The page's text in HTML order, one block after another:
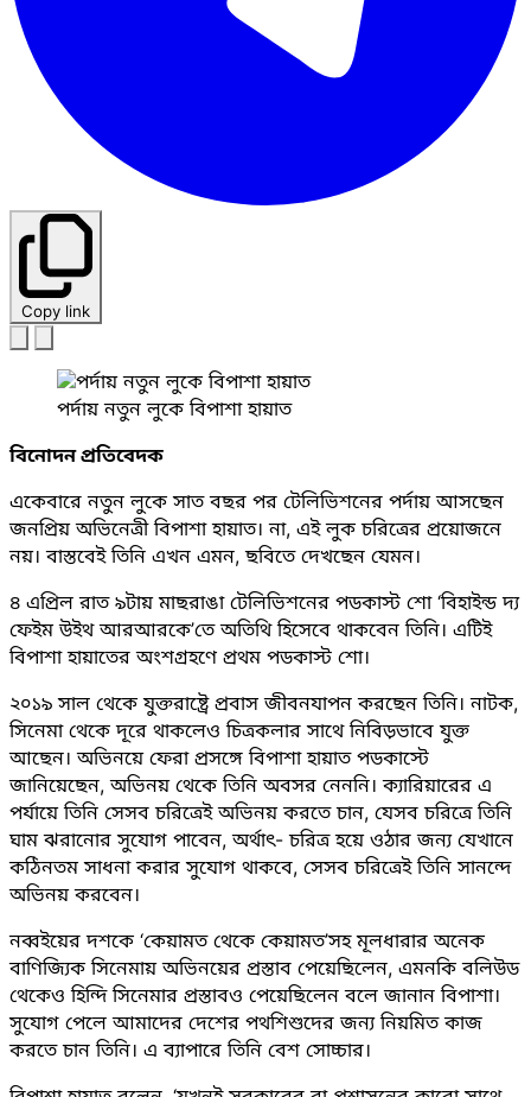
Copy link
পর্দায় নতুন লুকে বিপাশা হায়াত
বিনোদন প্রতিবেদক
একেবারে নতুন লুকে সাত বছর পর টেলিভিশনের পর্দায় আসছেন
জনপ্রিয় অভিনেত্রী বিপাশা হায়াত। না, এই লুক চরিত্রের প্রয়োজনে
নয়। বাস্তবেই তিনি এখন এমন, ছবিতে দেখছেন যেমন।
৪ এপ্রিল রাত ৯টায় মাছরাঙা টেলিভিশনের পডকাস্ট শো ‘বিহাইন্ড দ্য
ফেইম উইথ আরআরকে’তে অতিথি হিসেবে থাকবেন তিনি। এটিই
বিপাশা হায়াতের অংশগ্রহণে প্রথম পডকাস্ট শো।
২০১৯ সাল থেকে যুক্তরাষ্ট্রে প্রবাস জীবনযাপন করছেন তিনি। নাটক,
সিনেমা থেকে দূরে থাকলেও চিত্রকলার সাথে নিবিড়ভাবে যুক্ত
আছেন। অভিনয়ে ফেরা প্রসঙ্গে বিপাশা হায়াত পডকাস্টে
জানিয়েছেন, অভিনয় থেকে তিনি অবসর নেননি। ক্যারিয়ারের এ
পর্যায়ে তিনি সেসব চরিত্রেই অভিনয় করতে চান, যেসব চরিত্রে তিনি
ঘাম ঝরানোর সুযোগ পাবেন, অর্থাৎ- চরিত্র হয়ে ওঠার জন্য যেখানে
কঠিনতম সাধনা করার সুযোগ থাকবে, সেসব চরিত্রেই তিনি সানন্দে
অভিনয় করবেন।
নব্বইয়ের দশকে ‘কেয়ামত থেকে কেয়ামত’সহ মূলধারার অনেক
বাণিজ্যিক সিনেমায় অভিনয়ের প্রস্তাব পেয়েছিলেন, এমনকি বলিউড
থেকেও হিন্দি সিনেমার প্রস্তাবও পেয়েছিলেন বলে জানান বিপাশা।
সুযোগ পেলে আমাদের দেশের পথশিশুদের জন্য নিয়মিত কাজ
করতে চান তিনি। এ ব্যাপারে তিনি বেশ সোচ্চার।